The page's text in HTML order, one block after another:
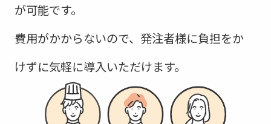
が可能です。
費用がかからないので、発注者様に負担をか
けずに気軽に導入いただけます。